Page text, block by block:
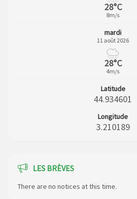
28°C
8m/s
mardi
11 août 2026
28°C
4m/s
Latitude
44.934601
Longitude
3.210189
LES BRÈVES
There are no notices at this time.